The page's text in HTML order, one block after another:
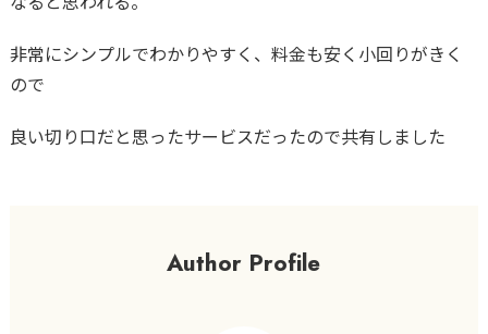
非常にシンプルでわかりやすく、料金も安く小回りがきく
ので
良い切り口だと思ったサービスだったので共有しました
Author Profile